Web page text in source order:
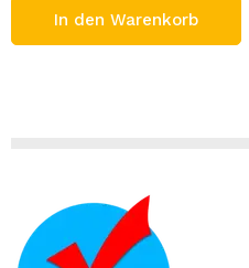
In den Warenkorb